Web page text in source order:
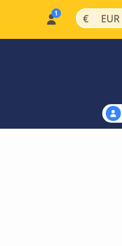
€ | EUR